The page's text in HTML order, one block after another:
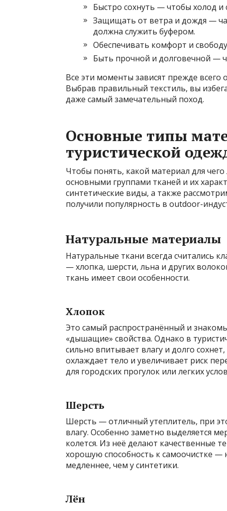
Быстро сохнуть — чтобы холод и
Защищать от ветра и дождя —
должна служить буфером.
Обеспечивать комфорт и
Быть прочной и долговечной —
Все эти моменты зависят прежде всего
Выбрав правильный текстиль, вы
даже самый замечательный поход.
Основные типы
туристической
Чтобы понять, какой материал для
основными группами тканей и их
синтетические виды, а также
получили популярность в outdoor-
Натуральные материалы
Натуральные ткани всегда считались
— хлопка, шерсти, льна и других
ткань имеет свои особенности.
Хлопок
Это самый распространённый и
«дышащие» свойства. Однако в
сильно впитывает влагу и долго
охлаждает тело и увеличивает риск
для городских прогулок или легких
Шерсть
Шерсть — отличный утеплитель, при
влагу. Особенно заметно выделяется
колется. Из неё делают качественные
хорошую способность к самоочистке —
медленнее, чем у синтетики.
Лён